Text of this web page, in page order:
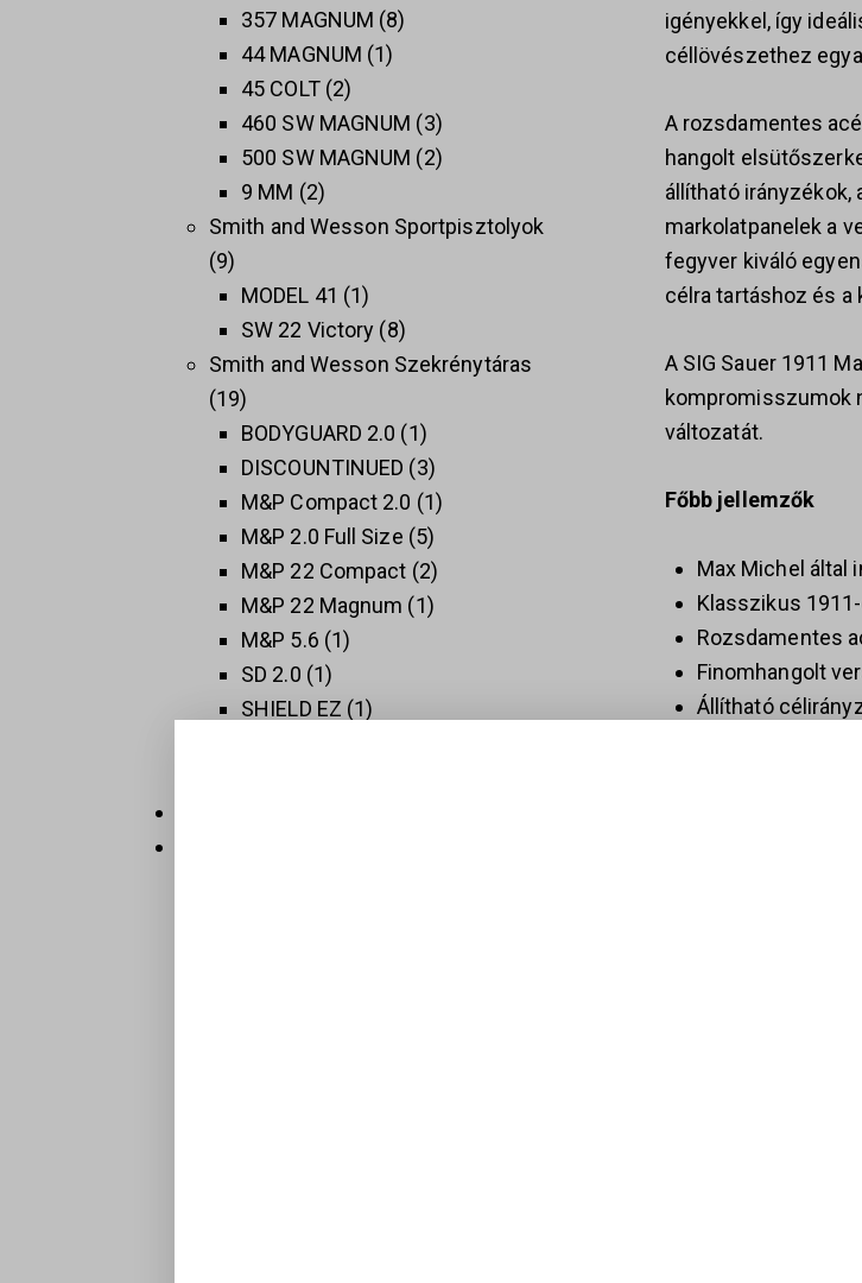
igényekkel, így
céllövészethez
A rozsdamentes
hangolt
állítható
markolatpanelek a
fegyver kiváló
célra tartáshoz és a
A SIG Sauer 1911
kompromisszumok
változatát.
Főbb jellemzők
Max Michel által
Klasszikus
Rozsdamentes
Finomhangolt
Állítható
IPSC, USPSA
Kiemelkedő
357 MAGNUM 8
44 MAGNUM 1
45 COLT 2
460 SW MAGNUM
3
500 SW MAGNUM
2
9 MM 2
Smith and Wesson Sportpisztolyok
9
MODEL 41
1
SW 22 Victory 8
Smith and Wesson Szekrénytáras
19
BODYGUARD 2.0
1
DISCOUNTINUED
3
M&P Compact 2.0 1
M&P 2.0 Full Size 5
M&P 22 Compact 2
M&P 22 Magnum
1
M&P 5.6 1
SD 2.0 1
SHIELD EZ 1